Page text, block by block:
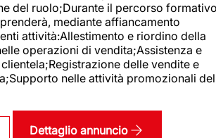
del ruolo;Durante il percorso
mediante affiancamento
attività:Allestimento e riordino della
operazioni di vendita;Assistenza e
delle vendite e
nelle attività promozionali del
Dettaglio annuncio